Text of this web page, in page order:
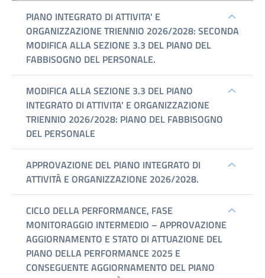
Performance
Attività
procedimenti
Bandi
di
contratti
Sovvenzioni,